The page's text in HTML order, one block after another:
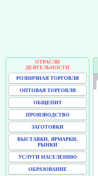
ОТРАСЛИ
ДЕЯТЕЛЬНОСТИ
РОЗНИЧНАЯ ТОРГОВЛЯ
ОПТОВАЯ ТОРГОВЛЯ
ОБЩЕПИТ
ПРОИЗВОДСТВО
ЗАГОТОВКИ
ВЫСТАВКИ, ЯРМАРКИ,
РЫНКИ
УСЛУГИ НАСЕЛЕНИЮ
ОБРАЗОВАНИЕ